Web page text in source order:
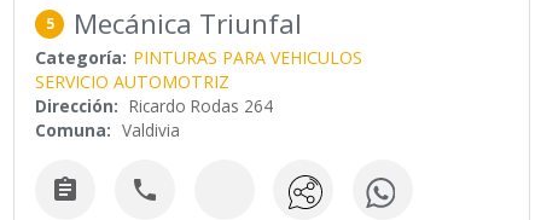
5 Mecánica Triunfal
Categoría: PINTURAS PARA VEHICULOS
SERVICIO AUTOMOTRIZ
Dirección: Ricardo Rodas 264
Comuna: Valdivia
 